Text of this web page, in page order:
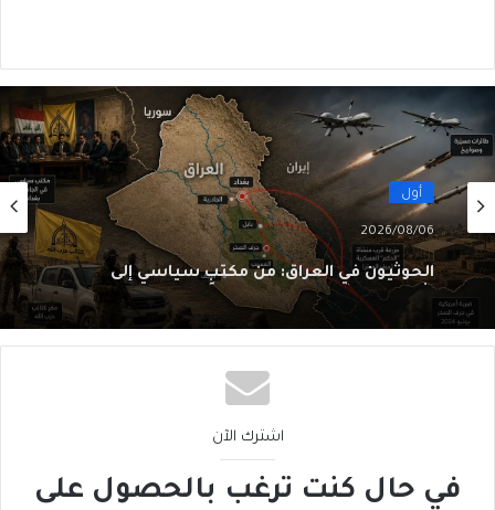
أول
2026/08/06
الحوثيون في العراق: من مكتبٍ سياسي إلى
شبكةِ عمليّات
اشترك الآن
في حال كنت ترغب بالحصول على